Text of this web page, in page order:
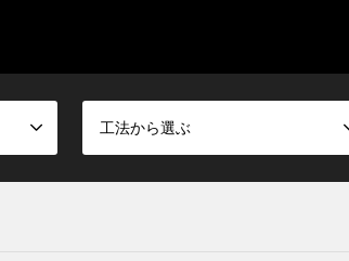
工法から選ぶ